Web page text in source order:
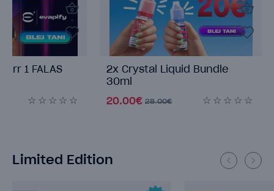
Blej 2 Drooly Merr 1 FALAS
7.00€ 10.50€
2x Crystal
20.00€
28.00€
Limited Edition